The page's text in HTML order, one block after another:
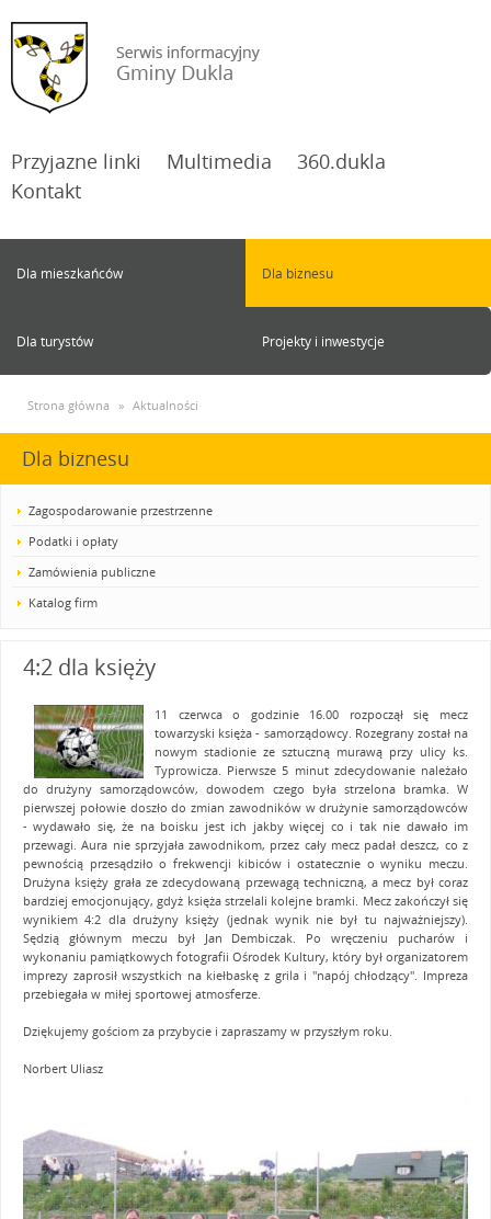
Przyjazne linki Multimedia
360.dukla
Kontakt
Dla mieszkańców Dla biznesu
Dla turystów Projekty i inwestycje
Strona główna » Aktualności
Dla biznesu
Zagospodarowanie przestrzenne
Podatki i opłaty
Zamówienia publiczne
Katalog firm
4:2 dla księży
11 czerwca o godzinie 16.00 rozpoczął się mecz
towarzyski księża - samorządowcy. Rozegrany został na
nowym stadionie ze sztuczną murawą przy ulicy ks.
Typrowicza. Pierwsze 5 minut zdecydowanie należało
do drużyny samorządowców, dowodem czego była strzelona bramka. W
pierwszej połowie doszło do zmian zawodników w drużynie samorządowców
- wydawało się, że na boisku jest ich jakby więcej co i tak nie dawało im
przewagi. Aura nie sprzyjała zawodnikom, przez cały mecz padał deszcz, co z
pewnością przesądziło o frekwencji kibiców i ostatecznie o wyniku meczu.
Drużyna księży grała ze zdecydowaną przewagą techniczną, a mecz był coraz
bardziej emocjonujący, gdyż księża strzelali kolejne bramki. Mecz zakończył się
wynikiem 4:2 dla drużyny księży (jednak wynik nie był tu najważniejszy).
Sędzią głównym meczu był Jan Dembiczak. Po wręczeniu pucharów i
wykonaniu pamiątkowych fotografii Ośrodek Kultury, który był organizatorem
imprezy zaprosił wszystkich na kiełbaskę z grila i "napój chłodzący". Impreza
przebiegała w miłej sportowej atmosferze.
Dziękujemy gościom za przybycie i zapraszamy w przyszłym roku.
Norbert Uliasz